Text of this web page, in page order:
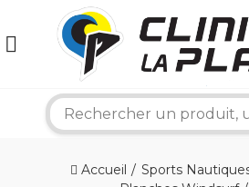
Accueil Sports
Bonjour ! Je suis votre